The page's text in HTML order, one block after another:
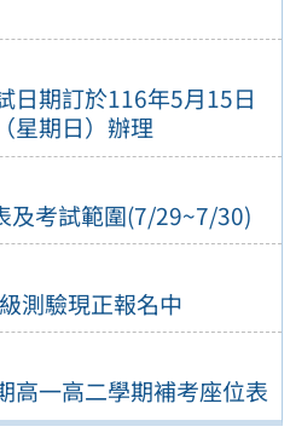
日期訂於116年5月15日
星期日）辦理
及考試範圍(7/29~7/30)
測驗現正報名中
高一高二學期補考座位表